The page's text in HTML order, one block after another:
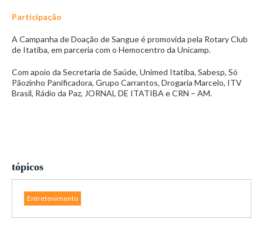
Participação
A Campanha de Doação de Sangue é promovida pela Rotary Club
de Itatiba, em parceria com o Hemocentro da Unicamp.
Com apoio da Secretaria de Saúde, Unimed Itatiba, Sabesp, Só
Pãozinho Panificadora, Grupo Carrantos, Drogaria Marcelo, ITV
Brasil, Rádio da Paz, JORNAL DE ITATIBA e CRN – AM.
tópicos
Entretenimento